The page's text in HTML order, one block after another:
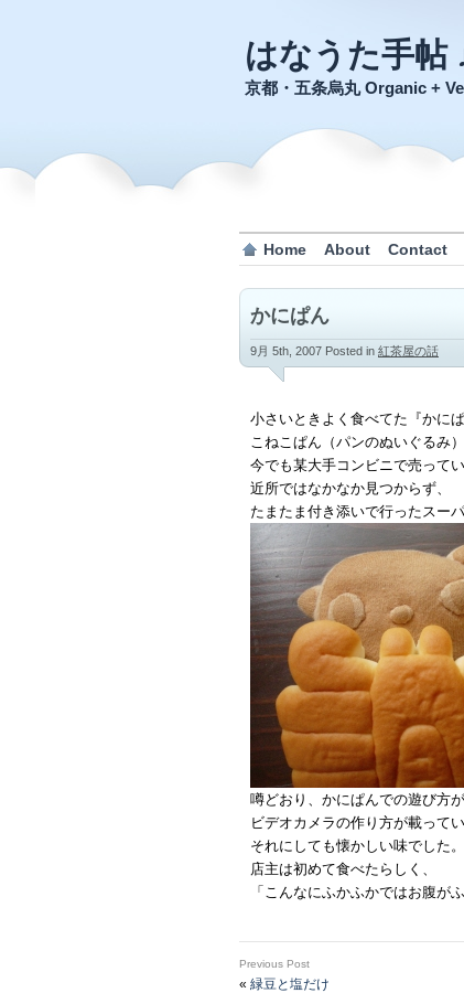
はなうた手帖
京都・五条烏丸 Organic +
Home About Contact
かにぱん
9月 5th, 2007 Posted in 紅茶屋の話
小さいときよく食べてた『かにぱ
こねこぱん（パンのぬいぐるみ
今でも某大手コンビニで売って
近所ではなかなか見つからず、
たまたま付き添いで行ったスー
噂どおり、かにぱんでの遊び方
ビデオカメラの作り方が載って
それにしても懐かしい味でした。
店主は初めて食べたらしく、
「こんなにふかふかではお腹が
Previous Post
« 緑豆と塩だけ